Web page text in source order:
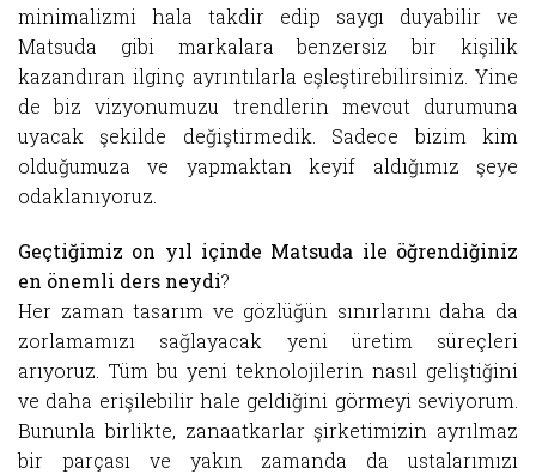
minimalizmi hala takdir edip saygı duyabilir ve
Matsuda gibi markalara benzersiz bir kişilik
kazandıran ilginç ayrıntılarla eşleştirebilirsiniz. Yine
de biz vizyonumuzu trendlerin mevcut durumuna
uyacak şekilde değiştirmedik. Sadece bizim kim
olduğumuza ve yapmaktan keyif aldığımız şeye
odaklanıyoruz.
Geçtiğimiz on yıl içinde Matsuda ile öğrendiğiniz
en önemli ders neydi?
Her zaman tasarım ve gözlüğün sınırlarını daha da
zorlamamızı sağlayacak yeni üretim süreçleri
arıyoruz. Tüm bu yeni teknolojilerin nasıl geliştiğini
ve daha erişilebilir hale geldiğini görmeyi seviyorum.
Bununla birlikte, zanaatkarlar şirketimizin ayrılmaz
bir parçası ve yakın zamanda da ustalarımızı